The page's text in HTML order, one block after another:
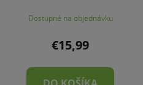
Dostupné na objednávku
€15,99